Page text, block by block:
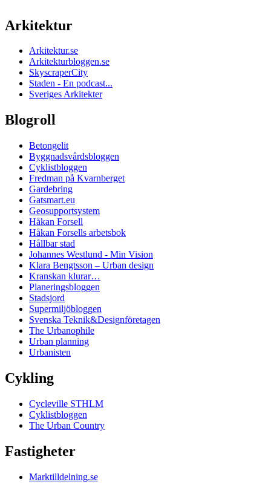
Arkitektur
Arkitektur.se
Arkitekturbloggen.se
SkyscraperCity
Staden - En podcast...
Sveriges Arkitekter
Blogroll
Betongelit
Byggnadsvårdsbloggen
Cyklistbloggen
Fredman på Kvarnberget
Gardebring
Gatsmart.eu
Geosupportsystem
Håkan Forsell
Håkan Forsells arbetsbok
Hållbar stad
Johannes Westlund - Min Vision
Klara Bengtsson – Urban design
Kranskan klurar…
Planeringsbloggen
Stadsjord
Supermiljöbloggen
Svenska Teknik&Designföretagen
The Urbanophile
Urban planning
Urbanisten
Cykling
Cycleville STHLM
Cyklistbloggen
The Urban Country
Fastigheter
Marktilldelning.se